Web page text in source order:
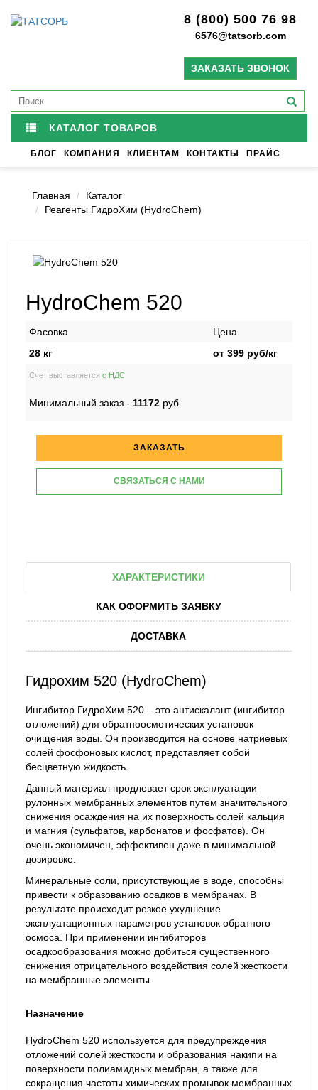
8 (800) 500 76 98
6576@tatsorb.com
ЗАКАЗАТЬ ЗВОНОК
КАТАЛОГ ТОВАРОВ
БЛОГ КОМПАНИЯ КЛИЕНТАМ КОНТАКТЫ ПРАЙС
Главная
Каталог
Реагенты ГидроХим (HydroChem)
HydroChem 520
Фасовка
Цена
28 кг
от 399 руб/кг
Счет выставляется с НДС
Минимальный заказ - 11172 руб.
ЗАКАЗАТЬ
СВЯЗАТЬСЯ С НАМИ
ХАРАКТЕРИСТИКИ
КАК ОФОРМИТЬ ЗАЯВКУ
ДОСТАВКА
Гидрохим 520 (HydroChem)
Ингибитор ГидроХим 520 – это антискалант (ингибитор
отложений) для обратноосмотических установок
очищения воды. Он производится на основе натриевых
солей фосфоновых кислот, представляет собой
бесцветную жидкость.
Данный материал продлевает срок эксплуатации
рулонных мембранных элементов путем значительного
снижения осаждения на их поверхность солей кальция
и магния (сульфатов, карбонатов и фосфатов). Он
очень экономичен, эффективен даже в минимальной
дозировке.
Минеральные соли, присутствующие в воде, способны
привести к образованию осадков в мембранах. В
результате происходит резкое ухудшение
эксплуатационных параметров установок обратного
осмоса. При применении ингибиторов
осадкообразования можно добиться существенного
снижения отрицательного воздействия солей жесткости
на мембранные элементы.
Назначение
HydroChem 520 используется для предупреждения
отложений солей жесткости и образования накипи на
поверхности полиамидных мембран, а также для
сокращения частоты химических промывок мембранных